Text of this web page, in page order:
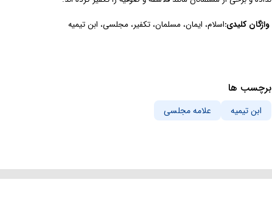
واژگان کلیدی:اسلام، ایمان، مسلمان، تکفیر، مجلسی، ابن تیمیه
برچسب ها
ابن تیمیه علامه مجلسی